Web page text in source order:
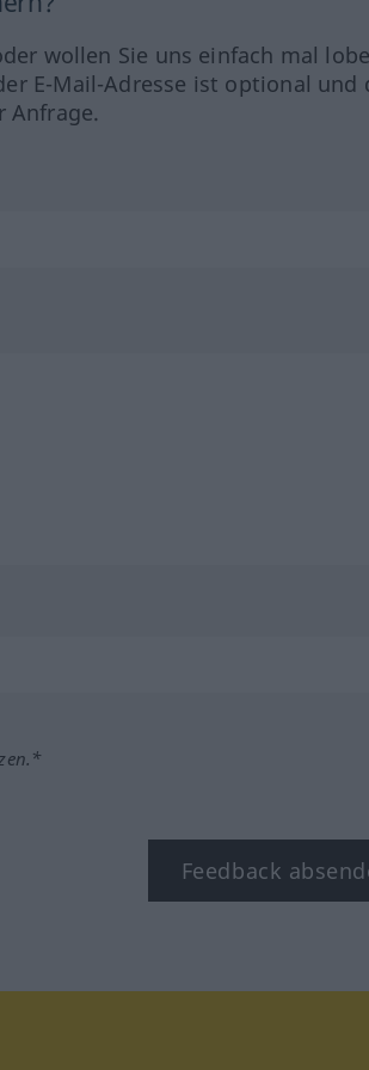
wollen Sie uns einfach mal
E-Mail-Adresse ist optional und
Anfrage.
Feedback